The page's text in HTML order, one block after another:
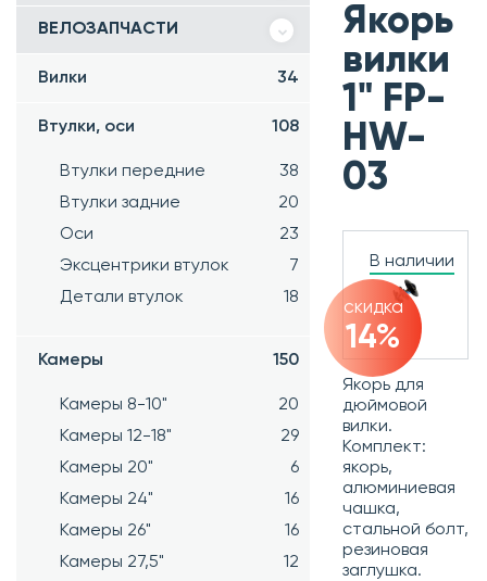
ВЕЛОЗАПЧАСТИ
Вилки 34
Втулки, оси 108
Втулки передние
38
Втулки задние
20
Оси
23
Эксцентрики втулок
7
Детали втулок
18
Камеры 150
Камеры 8-10"
20
Камеры 12-18"
29
Камеры 20"
6
Камеры 24"
16
Камеры 26"
16
Камеры 27,5"
12
Якорь
вилки
1" FP-
HW-
03
В наличии
скидка
14%
Якорь для
дюймовой
вилки.
Комплект:
якорь,
алюминиевая
чашка,
стальной болт,
резиновая
заглушка.